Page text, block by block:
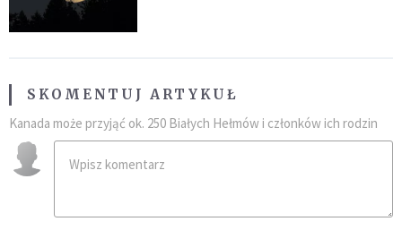
SKOMENTUJ ARTYKUŁ
Kanada może przyjąć ok. 250 Białych Hełmów i członków ich rodzin